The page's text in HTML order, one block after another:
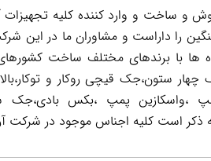
و ساخت و وارد کننده کلیه تجهیزات
را داراست و مشاوران ما در این
ها با برندهای مختلف ساخت
ستون،جک قیچی روکار و
به ذکر است کلیه اجناس موجود در